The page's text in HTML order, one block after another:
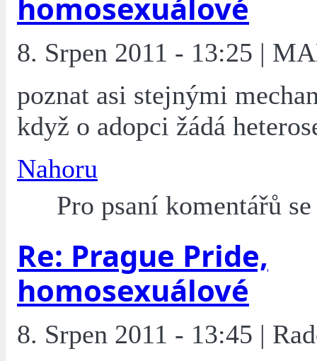
homosexuálové
8. Srpen 2011 - 13:25 |
poznat asi stejnými
když o adopci žádá
Nahoru
Pro psaní komentářů
Re: Prague Pride,
homosexuálové
8. Srpen 2011 - 13:45 |